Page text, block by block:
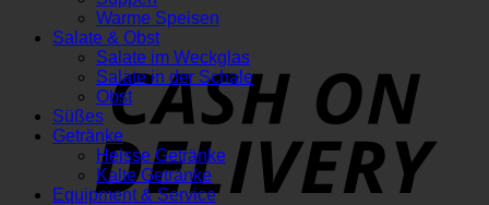
Warme Speisen
Salate & Obst
Salate im Weckglas
Salate in der Schale
Obst
Süßes
Getränke
Heisse Getränke
Kalte Getränke
Equipment & Service